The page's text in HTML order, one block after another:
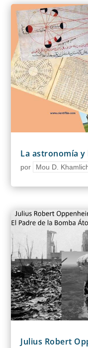
La astronomía
por Mou D.
Julius Robert